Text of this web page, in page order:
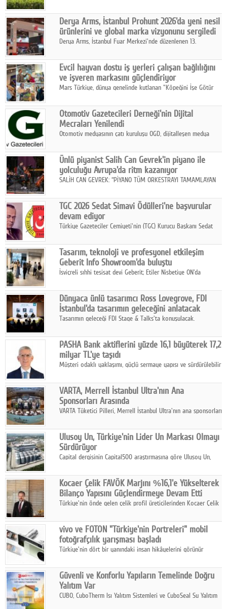
SOSYAL MEDYA
Facebook
Twitter
Google Plus
© 2026 TÜM HAKLARI SAKLIDIR
Midilli hattının resmi açılışı gerçekleştirildi.
Derya Arms, İstanbul Prohunt 2026'da yeni nesil
ürünlerini ve global marka vizyonunu sergiledi
Derya Arms, İstanbul Fuar Merkezi'nde düzenlenen 13.
Fuarı'nda sektör profesyonelleri, iş ortakları, bayiler ve son
kullanıcılarla bir araya geldi.
Evcil hayvan dostu iş yerleri çalışan bağlılığını
ve işveren markasını güçlendiriyor
Mars Türkiye, dünya genelinde kutlanan "Köpeğini İşe Götür
çalışan bağlılığı, iyi olma hali ve işveren markası üzerindeki
etkisine dikkat çekti.
Otomotiv Gazetecileri Derneği'nin Dijital
Mecraları Yenilendi
Otomotiv medyasının çatı kuruluşu OGD, dijitalleşen medya
hedefiyle internet sitesini ve sosyal medya kanallarını yeniledi.
Ünlü piyanist Salih Can Gevrek'in piyano ile
yolculuğu Avrupa'da ritm kazanıyor
SALİH CAN GEVREK: “PİYANO TÜM ORKESTRAYI TAMAMLAYAN
ETKİ YARATIYOR"
TGC 2026 Sedat Simavi Ödülleri'ne başvurular
devam ediyor
Türkiye Gazeteciler Cemiyeti'nin (TGC) Kurucu Başkanı Sedat
Tasarım, teknoloji ve profesyonel etkileşim
Geberit Info Showroom'da buluştu
İsviçreli sıhhi tesisat devi Geberit; Etiler Nisbetiye ON'da
ortaklığıyla özel bir davete ev sahipliği yaptı.
Dünyaca ünlü tasarımcı Ross Lovegrove, FDI
İstanbul'da tasarımın geleceğini anlatacak
Tasarımın geleceği FDI Stage & Talks'ta konuşulacak.
PASHA Bank aktiflerini yüzde 16,1 büyüterek 17,2
milyar TL'ye taşıdı
Müşteri odaklı yaklaşımı, güçlü sermaye yapısı ve sürdürülebilir
yılının ilk yarısında güçlü finansal performansını korudu.
VARTA, Merrell İstanbul Ultra'nın Ana
Sponsorları Arasında
VARTA Tüketici Pilleri, Merrell İstanbul Ultra'nın ana sponsorları
enerjisine güç katıyor.
Ulusoy Un, Türkiye'nin Lider Un Markası Olmayı
Sürdürüyor
Capital dergisinin Capital500 araştırmasına göre Ulusoy Un,
hasılatıyla Türkiye'nin en büyük 83. firması oldu.
Kocaer Çelik FAVÖK Marjını %16,1'e Yükselterek
Bilanço Yapısını Güçlendirmeye Devam Etti
Türkiye'nin önde gelen çelik profil üreticilerinden Kocaer Çelik
Çelik FAVÖK Marjını %16,1'e yükseltti.
vivo ve FOTON "Türkiye'nin Portreleri" mobil
fotoğrafçılık yarışması başladı
Türkiye'nin dört bir yanındaki insan hikâyelerini görünür
insanını, kültürünü ve yaşamını portre fotoğraflarıyla
anlatmaya davet ediyor.
Güvenli ve Konforlu Yapıların Temelinde Doğru
Yalıtım Var
CUBO, CuboTherm Isı Yalıtım Sistemleri ve CuboSeal Su Yalıtım